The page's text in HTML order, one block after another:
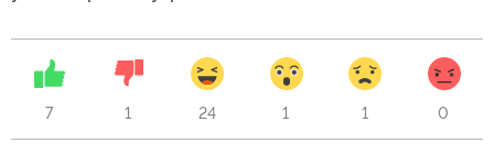
7 1 24 1 1 0